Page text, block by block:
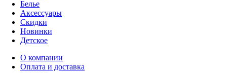
Белье
Аксессуары
Скидки
Новинки
Детское
О компании
Оплата и доставка